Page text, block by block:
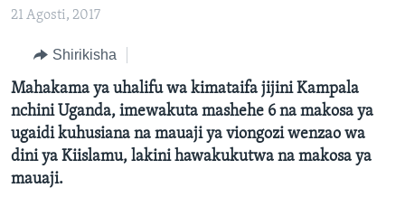
katika
tafuta
RWANDA
UGANDA
BURUNDI
AFRIKA
MAREKANI
DUNIA
ZULIA JEKUNDU
VOA EXPRESS 1330 UTC
JIONI 1630 UTC
KWA UNDANI 1800 UTC
MAHOJIANO MAALUM: HABARI POTOFU
Lugha
21 Agosti, 2017
Shirikisha
Mahakama ya uhalifu wa kimataifa jijini Kampala
nchini Uganda, imewakuta mashehe 6 na makosa ya
ugaidi kuhusiana na mauaji ya viongozi wenzao wa
dini ya Kiislamu, lakini hawakukutwa na makosa ya
mauaji.